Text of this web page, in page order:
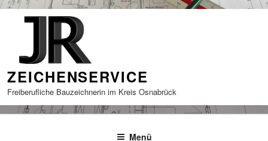
Zum
ZEICHENSERVICE
Freiberufliche Bauzeichnerin im Kreis Osnabrück
Menü